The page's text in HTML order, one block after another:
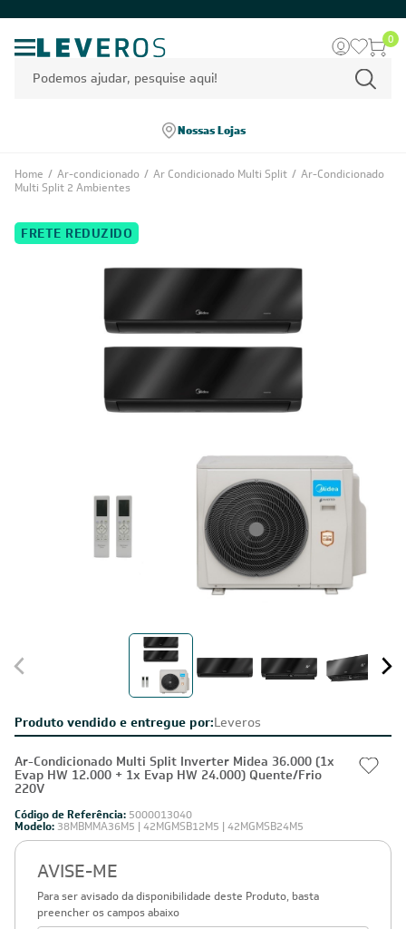
0
Nossas Lojas
Home / Ar-condicionado / Ar Condicionado Multi Split / Ar-Condicionado
Multi Split 2 Ambientes
Produto vendido e entregue por:Leveros
Ar-Condicionado Multi Split Inverter Midea 36.000 (1x
Evap HW 12.000 + 1x Evap HW 24.000) Quente/Frio
220V
Código de Referência: 5000013040
Modelo: 38MBMMA36M5 | 42MGMSB12M5 | 42MGMSB24M5
AVISE-ME
Para ser avisado da disponibilidade deste Produto, basta
preencher os campos abaixo
FRETE REDUZIDO